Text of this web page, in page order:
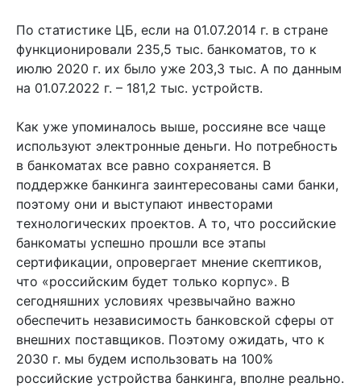
По статистике ЦБ, если на 01.07.2014 г. в стране
функционировали 235,5 тыс. банкоматов, то к
июлю 2020 г. их было уже 203,3 тыс. А по данным
на 01.07.2022 г. – 181,2 тыс. устройств.
Как уже упоминалось выше, россияне все чаще
используют электронные деньги. Но потребность
в банкоматах все равно сохраняется. В
поддержке банкинга заинтересованы сами банки,
поэтому они и выступают инвесторами
технологических проектов. А то, что российские
банкоматы успешно прошли все этапы
сертификации, опровергает мнение скептиков,
что «российским будет только корпус». В
сегодняшних условиях чрезвычайно важно
обеспечить независимость банковской сферы от
внешних поставщиков. Поэтому ожидать, что к
2030 г. мы будем использовать на 100%
российские устройства банкинга, вполне реально.